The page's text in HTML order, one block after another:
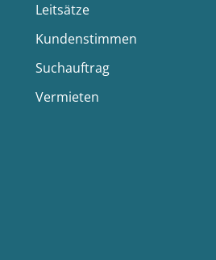
Leitsätze
Kundenstimmen
Suchauftrag
Vermieten